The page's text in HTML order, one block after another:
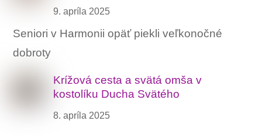
9. apríla 2025
Seniori v Harmonii opäť piekli veľkonočné
dobroty
Krížová cesta a svätá omša v
kostolíku Ducha Svätého
8. apríla 2025